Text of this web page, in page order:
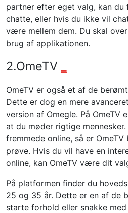
partner efter eget valg, kan
chatte, eller hvis du ikke vil
være mellem dem. Du skal
brug af applikationen.
2.OmeTV
OmeTV er også et af de
Dette er dog en mere
version af Omegle. På OmeTV
at du møder rigtige
fremmede online, så er
prøve. Hvis du vil have en
online, kan OmeTV være dit
På platformen finder du
25 og 35 år. Dette er en af ​​de
starte forhold eller snakke